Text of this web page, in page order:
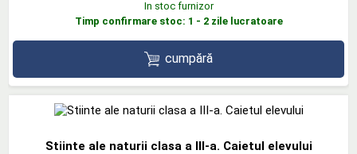
In stoc furnizor
Timp confirmare stoc: 1 - 2 zile lucratoare
cumpără
Stiinte ale naturii clasa a III-a. Caietul elevului